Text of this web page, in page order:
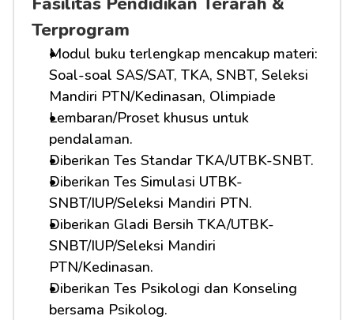
Terprogram
Modul buku terlengkap mencakup materi:
Soal-soal SAS/SAT, TKA, SNBT, Seleksi
Mandiri PTN/Kedinasan, Olimpiade
Lembaran/Proset khusus untuk
pendalaman.
Diberikan Tes Standar TKA/UTBK-SNBT.
Diberikan Tes Simulasi UTBK-
SNBT/IUP/Seleksi Mandiri PTN.
Diberikan Gladi Bersih TKA/UTBK-
SNBT/IUP/Seleksi Mandiri
PTN/Kedinasan.
Diberikan Tes Psikologi dan Konseling
bersama Psikolog.